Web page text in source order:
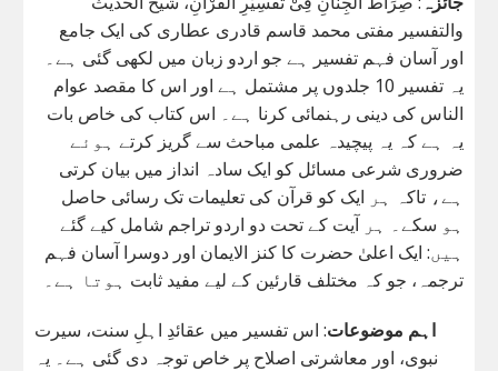
والتفسیر مفتی محمد قاسم قادری عطاری کی ایک جامع
اور آسان فہم تفسیر ہے جو اردو زبان میں لکھی گئی ہے۔
یہ تفسیر 10 جلدوں پر مشتمل ہے اور اس کا مقصد عوام
الناس کی دینی رہنمائی کرنا ہے۔ اس کتاب کی خاص بات
یہ ہے کہ یہ پیچیدہ علمی مباحث سے گریز کرتے ہوئے
ضروری شرعی مسائل کو ایک سادہ انداز میں بیان کرتی
ہے، تاکہ ہر ایک کو قرآن کی تعلیمات تک رسائی حاصل
ہو سکے۔ ہر آیت کے تحت دو اردو تراجم شامل کیے گئے
ہیں: ایک اعلیٰ حضرت کا کنز الایمان اور دوسرا آسان فہم
ترجمہ، جو کہ مختلف قارئین کے لیے مفید ثابت ہوتا ہے۔
اہم موضوعات: اس تفسیر میں عقائدِ اہلِ سنت، سیرت
نبوی، اور معاشرتی اصلاح پر خاص توجہ دی گئی ہے۔ یہ